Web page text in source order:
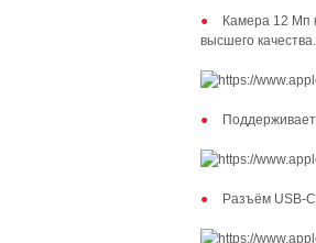
Камера 12 Мп
высшего качества.
Разъём